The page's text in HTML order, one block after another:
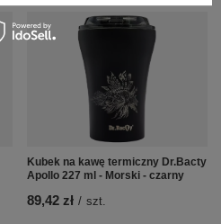
Kubek na kawę termiczny Dr.Bacty
Apollo 227 ml - Morski - czarny
89,42 zł / szt.